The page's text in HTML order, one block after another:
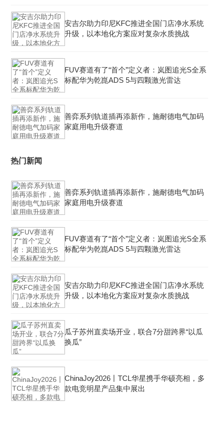
安吉尔助力印尼KFC推进全国门店净水系统
升级，以本地化方案应对复杂水质挑战
FUV赛道有了“首个”定义者：岚图追光S全系
标配华为乾崑ADS 5与四颗激光雷达
善弈系列轨道插再添新作，施耐德电气加码
家庭用电升级赛道
热门新闻
善弈系列轨道插再添新作，施耐德电气加码
家庭用电升级赛道
FUV赛道有了“首个”定义者：岚图追光S全系
标配华为乾崑ADS 5与四颗激光雷达
安吉尔助力印尼KFC推进全国门店净水系统
升级，以本地化方案应对复杂水质挑战
瓜子苏州直卖场开业，联合7分甜跨界“以瓜
换瓜”
ChinaJoy2026丨TCL华星携手华硕亮相，多
款电竞明星产品集中展出